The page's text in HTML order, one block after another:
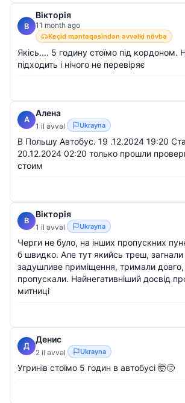
В
Вікторія
11 month ago
Keçid məntəqəsindən əvvəlki növbə
Якісь.... 5 годину стоїмо під кордоном.
підходить і нічого не перевіряє
А
Алена
1 il əvvəl Ukrayna
В Польшу Автобус. 19 .12.2024 19:20
20.12.2024 02:20 только прошли
стоим
В
Вікторія
1 il əvvəl Ukrayna
Черги не було, на інших пропускних
б швидко. Але тут якийсь треш,
задушливе приміщення, тримали довго,
пропускали. Найнегативніший досвід
митниці
Д
Денис
2 il əvvəl Ukrayna
Угринів стоїмо 5 годин в автобусі 🤯😔